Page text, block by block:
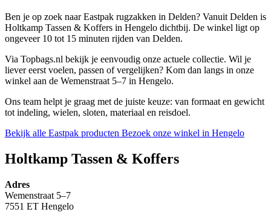
Ben je op zoek naar Eastpak rugzakken in Delden? Vanuit Delden is
Holtkamp Tassen & Koffers in Hengelo dichtbij. De winkel ligt op
ongeveer 10 tot 15 minuten rijden van Delden.
Via Topbags.nl bekijk je eenvoudig onze actuele collectie. Wil je
liever eerst voelen, passen of vergelijken? Kom dan langs in onze
winkel aan de Wemenstraat 5–7 in Hengelo.
Ons team helpt je graag met de juiste keuze: van formaat en gewicht
tot indeling, wielen, sloten, materiaal en reisdoel.
Bekijk alle Eastpak producten Bezoek onze winkel in Hengelo
Holtkamp Tassen & Koffers
Adres
Wemenstraat 5–7
7551 ET Hengelo